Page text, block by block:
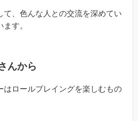
て、色んな人との交流を深めてい
す。
んから
はロールプレイングを楽しむもの